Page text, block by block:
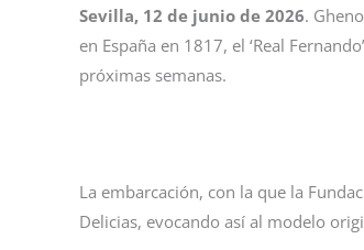
Sevilla, 12 de junio de 2026.
en España en 1817, el ‘Real
próximas semanas.
La embarcación, con la que la
Delicias, evocando así al modelo